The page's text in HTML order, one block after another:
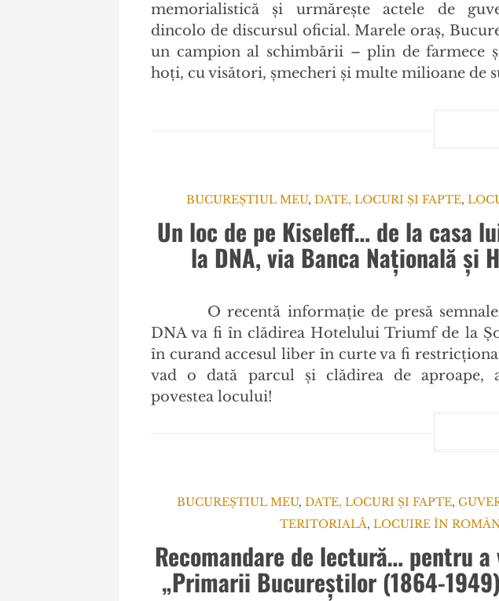
memorialistică şi urmăreşte actele de
dincolo de discursul oficial. Marele oraş,
un campion al schimbării – plin de farmece
hoţi, cu visători, şmecheri şi multe milioane de
BUCUREȘTIUL MEU, DATE, LOCURI ȘI FAPTE,
Un loc de pe Kiseleff… de la casa
la DNA, via Banca Națională și
O recentă informație de presă
DNA va fi în clădirea Hotelului Triumf de la
în curand accesul liber în curte va fi
vad o dată parcul și clădirea de aproape,
povestea locului!
BUCUREȘTIUL MEU, DATE, LOCURI ȘI FAPTE,
TERITORIALĂ,LOCUIRE ÎN
Recomandare de lectură… pentru
„Primarii Bucureștilor (1864-